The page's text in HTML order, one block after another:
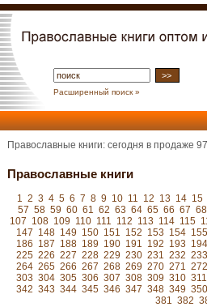
Расширенный поиск »
Православные книги: сегодня в продаже
Православные книги
1 2 3 4 5 6 7 8 9 10 11 12 13 14 15
57 58 59 60 61 62 63 64 65 66 67 68
107 108 109 110 111 112 113 114 115
147 148 149 150 151 152 153 154 155
186 187 188 189 190 191 192 193 194
225 226 227 228 229 230 231 232 233
264 265 266 267 268 269 270 271 272
303 304 305 306 307 308 309 310 311
342 343 344 345 346 347 348 349 350
381 382